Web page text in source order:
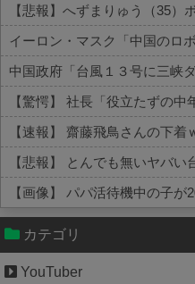
【悲報】 とんでも無いヤバい
Powered by livedoor 相互RSS
カテゴリ
YouTuber